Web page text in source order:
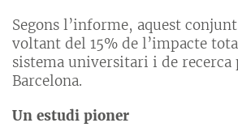
Segons l’informe, aquest
voltant del 15% de l’impacte
sistema universitari i de recerca
Barcelona.
Un estudi pioner